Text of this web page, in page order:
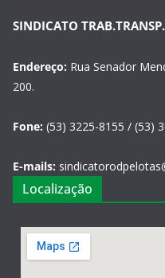
SINDICATO
Endereço: Rua Senador
200.
Fone: (53) 3225-8155 / (53)
E-mails:
Localização